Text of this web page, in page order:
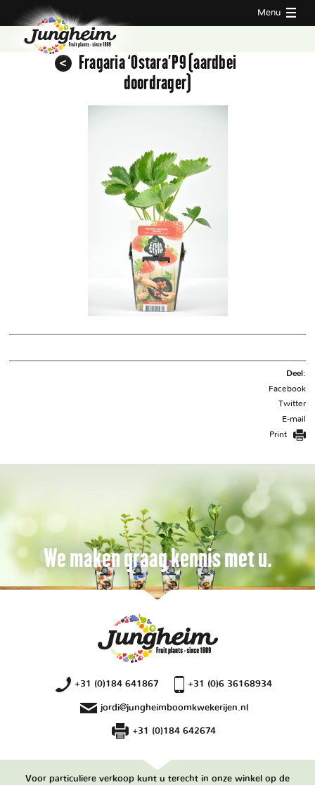
Menu
Fragaria ‘Ostara’P9 (aardbei
doordrager)
Deel:
Facebook
Twitter
E-mail
Print
We maken graag kennis met u.
+31 (0)184 641867 +31 (0)6 36168934
jordi@jungheimboomkwekerijen.nl
+31 (0)184 642674
Voor particuliere verkoop kunt u terecht in onze winkel op de